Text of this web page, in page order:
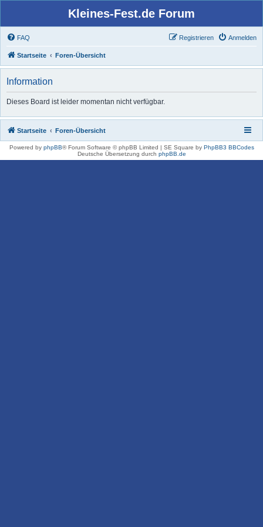
Kleines-Fest.de Forum
FAQ Anmelden
Registrieren
Startseite Foren-Übersicht
Information
Dieses Board ist leider momentan nicht verfügbar.
Startseite Foren-Übersicht
Powered by phpBB® Forum Software © phpBB Limited | SE Square by PhpBB3 BBCodes
Deutsche Übersetzung durch phpBB.de